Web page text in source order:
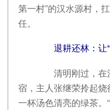
第一村”的汉水源村，
任。
退耕还林：让“
清明刚过，在
宿，主人张继荣拎起
一杯汤色清亮的绿茶。